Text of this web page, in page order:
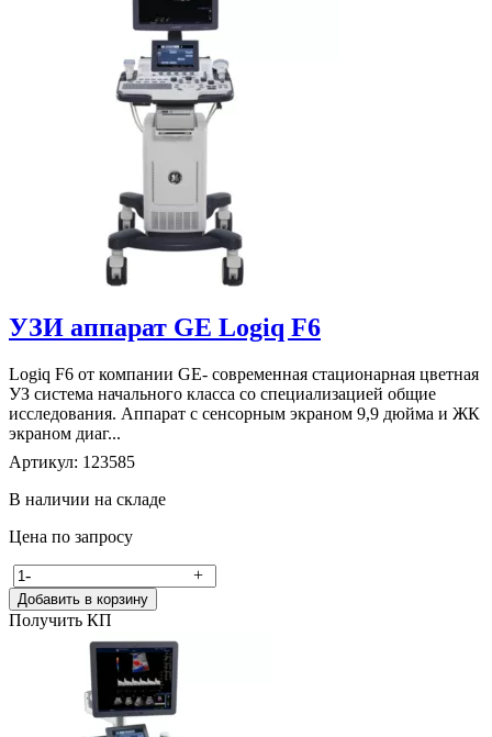
УЗИ аппарат GE Logiq F6
Logiq F6 от компании GE- современная стационарная цветная
УЗ система начального класса со специализацией общие
исследования. Аппарат с сенсорным экраном 9,9 дюйма и ЖК
экраном диаг...
Артикул: 123585
В наличии на складе
Цена по запросу
- +
Добавить в корзину
Получить КП